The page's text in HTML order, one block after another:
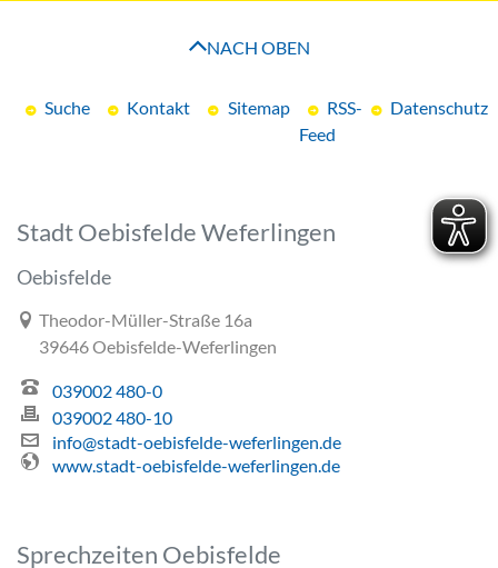
Suche Kontakt Sitemap
RSS-
Feed
Datenschutz
NACH OBEN
Stadt Oebisfelde Weferlingen
Oebisfelde
Link zur Google-Maps Navigation
Theodor-Müller-Straße 16a
39646 Oebisfelde-Weferlingen
039002 480-0
039002 480-10
info@stadt-oebisfelde-weferlingen.de
www.stadt-oebisfelde-weferlingen.de
Sprechzeiten Oebisfelde